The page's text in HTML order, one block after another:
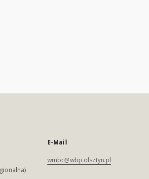
E-Mail
wmbc@wbp.olsztyn.pl